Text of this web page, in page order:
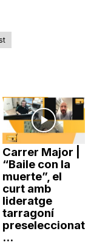
Carrer Major |
“Baile con la
muerte”, el
curt amb
lideratge
tarragoní
preseleccionat
...